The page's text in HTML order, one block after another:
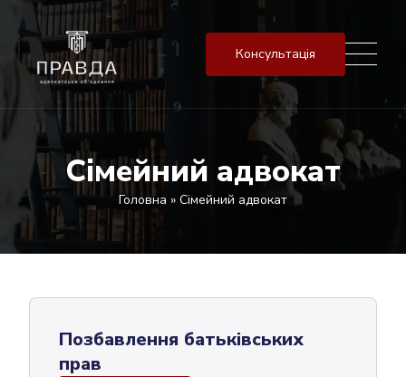
Консультація
Сімейний адвокат
Головна » Сімейний адвокат
Позбавлення батьківських
прав